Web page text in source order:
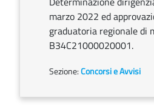
marzo 2022 ed
graduatoria regionale di
B34C21000020001.
Sezione:Concorsi e Avvisi